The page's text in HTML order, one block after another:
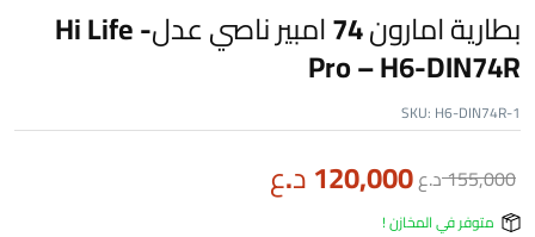
بطارية امارون 74 امبير ناصي عدل- Hi Life
Pro – H6-DIN74R
SKU: H6-DIN74R-1
155,000د.ع120,000د.ع
متوفر في المخازن !